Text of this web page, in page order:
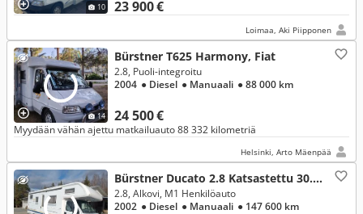
10 23 900 €
Loimaa, Aki Piipponen
14
Bürstner T625 Harmony, Fiat
24 500 €
2.8, Puoli-integroitu
2004 ● Diesel ● Manuaali ● 88 000 km
Myydään vähän ajettu matkailuauto 88 332 kilometriä
Helsinki, Arto Mäenpää
Bürstner Ducato 2.8 Katsastettu 30.7.26, Fiat
2.8, Alkovi, M1 Henkilöauto
2002 ● Diesel ● Manuaali ● 147 600 km